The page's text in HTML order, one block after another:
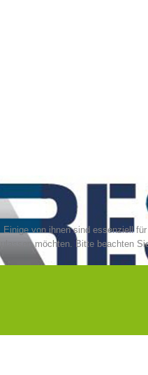
von ihnen sind essenziell
möchten. Bitte beachten